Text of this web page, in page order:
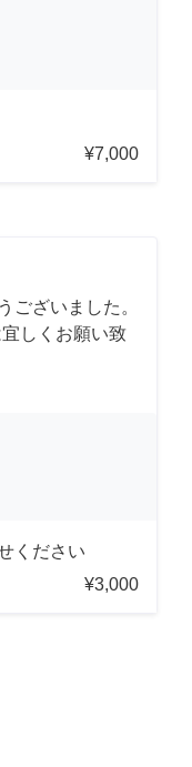
¥7,000
ございました。
しくお願い致
ください
¥3,000